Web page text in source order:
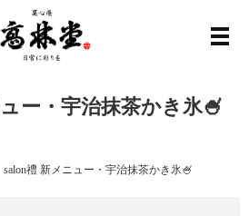
メ
ー・宇治抹茶かき氷🍧
salon禮 新メニュー・宇治抹茶かき氷🍧